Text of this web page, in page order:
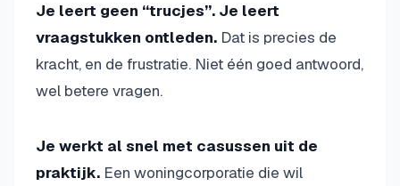
Je leert geen “trucjes”. Je leert
vraagstukken ontleden. Dat is precies de
kracht, en de frustratie. Niet één goed antwoord,
wel betere vragen.
Je werkt al snel met casussen uit de
praktijk. Een woningcorporatie die wil